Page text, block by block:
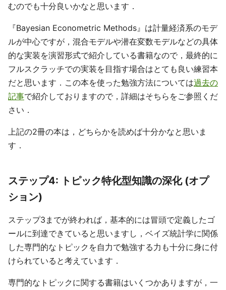
むのでも十分良いかなと思います．
『Bayesian Econometric Methods』は計量経済系のモデ
ルが中心ですが，混合モデルや潜在変数モデルなどの具体
的な実装を演習形式で紹介している書籍なので，最終的に
フルスクラッチでの実装を目指す場合はとても良い練習本
だと思います．この本を使った勉強方法については過去の
記事で紹介しておりますので，詳細はそちらをご参照くだ
さい．
上記の2冊の本は，どちらかを読めば十分かなと思いま
す．
ステップ4: トピック特化型知識の深化 (オプ
ション)
ステップ3までが終われば，基本的には冒頭で定義したゴ
ールに到達できていると思いますし，ベイズ統計学に関係
した専門的なトピックを自力で勉強する力も十分に身に付
けられていると考えています．
専門的なトピックに関する書籍はいくつかありますが，一